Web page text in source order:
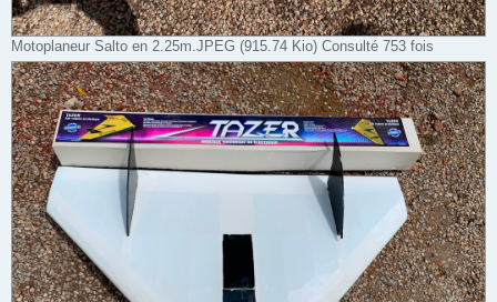
Motoplaneur Salto en 2.25m.JPEG (915.74 Kio) Consulté 753 fois